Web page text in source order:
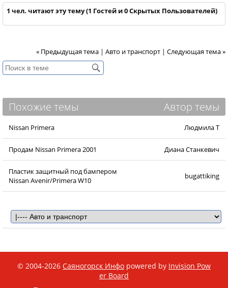
1 чел. читают эту тему (1 Гостей и 0 Скрытых Пользователей)
« Предыдущая тема | Авто и транспорт | Следующая тема »
Похожие темы Автор темы
Nissan Primera Людмила Т
Продам Nissan Primera 2001 Диана Станкевич
Пластик защитный под бампером
Nissan Avenir/Primera W10
bugattiking
© 2004-2026 Саяногорск Инфо powered by Invision Pow
er Board